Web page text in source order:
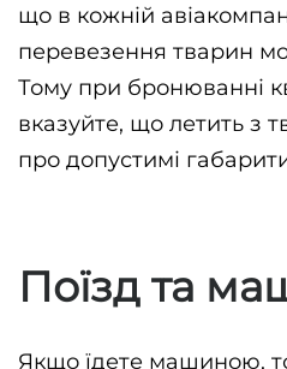
що в кожній
перевезення тварин
Тому при бронюванні
вказуйте, що летить з
про допустимі
Поїзд та
Якщо їдете машиною,